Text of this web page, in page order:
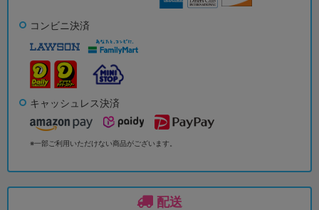
コンビニ決済
キャッシュレス決済
※一部ご利用いただけない商品がございます。
配送